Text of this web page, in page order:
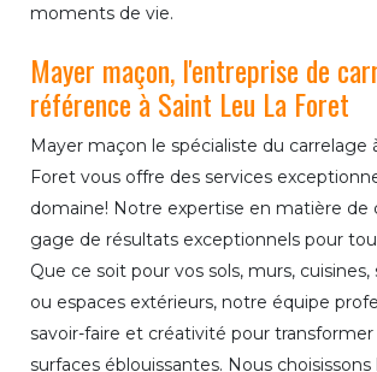
moments de vie.
Mayer maçon, l'entreprise de
référence à Saint Leu La Foret
Mayer maçon le spécialiste du carrelage
Foret vous offre des services
domaine! Notre expertise en matière de
gage de résultats exceptionnels pour
Que ce soit pour vos sols, murs, cuisines,
ou espaces extérieurs, notre équipe
savoir-faire et créativité pour transformer
surfaces éblouissantes. Nous